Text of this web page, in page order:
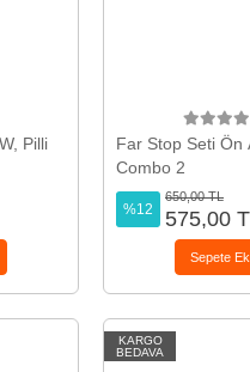
Pilli
Far Stop Seti Ön
Combo 2
%12
650,00 TL
575,00
Sepete
KARGO
BEDAVA